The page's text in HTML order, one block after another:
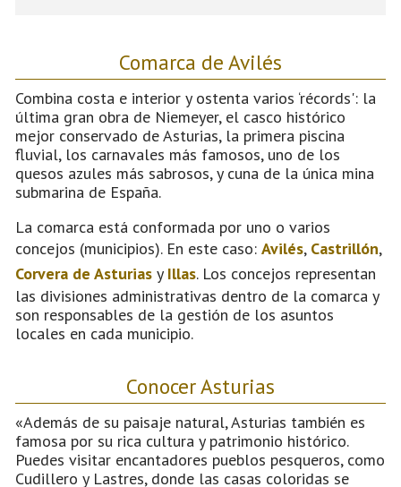
Comarca de Avilés
Combina costa e interior y ostenta varios ‘récords': la
última gran obra de Niemeyer, el casco histórico
mejor conservado de Asturias, la primera piscina
fluvial, los carnavales más famosos, uno de los
quesos azules más sabrosos, y cuna de la única mina
submarina de España.
La comarca está conformada por uno o varios
concejos (municipios). En este caso: Avilés, Castrillón,
Corvera de Asturias y Illas. Los concejos representan
las divisiones administrativas dentro de la comarca y
son responsables de la gestión de los asuntos
locales en cada municipio.
Conocer Asturias
«Además de su paisaje natural, Asturias también es
famosa por su rica cultura y patrimonio histórico.
Puedes visitar encantadores pueblos pesqueros, como
Cudillero y Lastres, donde las casas coloridas se